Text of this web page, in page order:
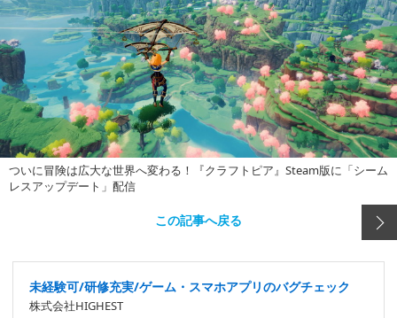
ついに冒険は広大な世界へ変わる！『クラフトピア』Steam版に「シーム
レスアップデート」配信
この記事へ戻る
未経験可/研修充実/ゲーム・スマホアプリのバグチェック
株式会社HIGHEST